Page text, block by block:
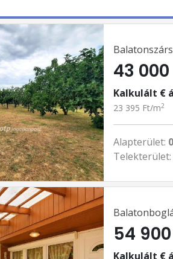
43
Kalkulált €
23 395 Ft/m2
Alapterület:
Telekterület:
54
Kalkulált €